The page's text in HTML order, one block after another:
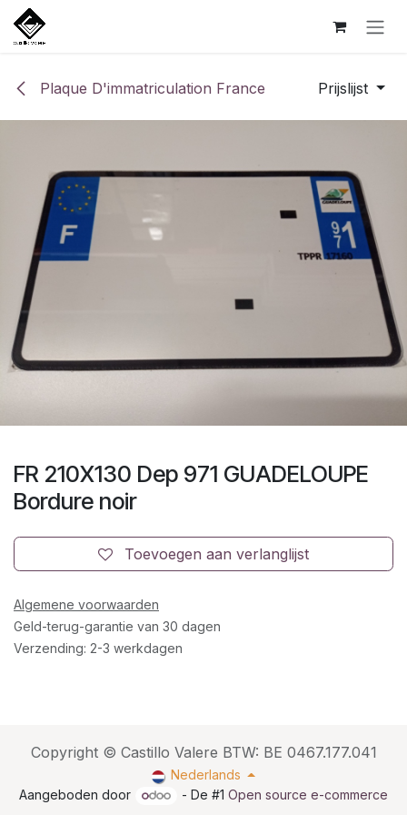
Overslaan naar inhoud
Plaque D'immatriculation France Prijslijst
FR 210X130 Dep 971 GUADELOUPE
Bordure noir
Toevoegen aan verlanglijst
Algemene voorwaarden
Geld-terug-garantie van 30 dagen
Verzending: 2-3 werkdagen
Copyright © Castillo Valere BTW: BE 0467.177.041
Nederlands
Aangeboden door
- De #1Open source e-commerce